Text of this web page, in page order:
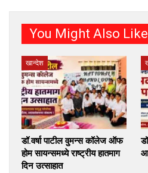
You Might Also Like
खान्देश
डॉ.वर्षा पाटील वुमन्स कॉलेज ऑफ
होम सायन्समध्ये राष्ट्रीय हातमाग
दिन उत्साहात